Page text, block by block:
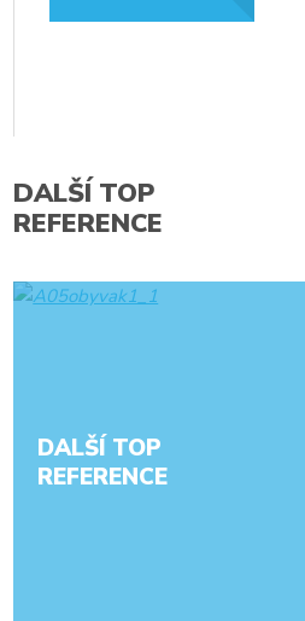
DALŠÍ TOP
REFERENCE
DALŠÍ TOP
REFERENCE